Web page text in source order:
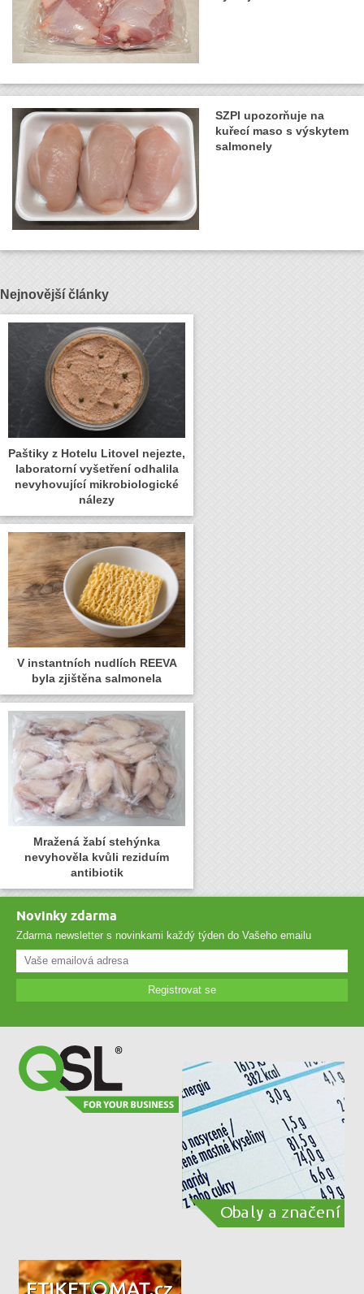
SZPI upozorňuje na
kuřecí maso s výskytem
salmonely
Nejnovější články
Paštiky z Hotelu Litovel nejezte,
laboratorní vyšetření odhalila
nevyhovující mikrobiologické
nálezy
V instantních nudlích REEVA
byla zjištěna salmonela
Mražená žabí stehýnka
nevyhověla kvůli reziduím
antibiotik
Novinky zdarma
Zdarma newsletter s novinkami každý týden do Vašeho emailu
Registrovat se